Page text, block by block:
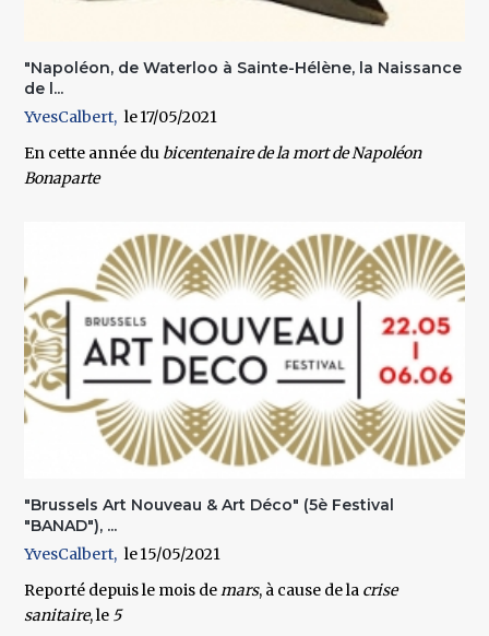
"Napoléon, de Waterloo à Sainte-Hélène, la Naissance
de l...
YvesCalbert
17/05/2021
En cette année du bicentenaire de la mort deNapoléon
Bonaparte
"Brussels Art Nouveau & Art Déco" (5è Festival
"BANAD"), ...
YvesCalbert
15/05/2021
Reporté depuis le mois demars, à cause de la crise
sanitaire, le 5